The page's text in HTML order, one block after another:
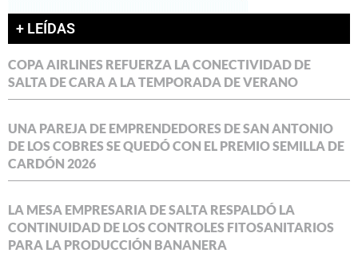
+ LEÍDAS
COPA AIRLINES REFUERZA LA CONECTIVIDAD DE
SALTA DE CARA A LA TEMPORADA DE VERANO
UNA PAREJA DE EMPRENDEDORES DE SAN ANTONIO
DE LOS COBRES SE QUEDÓ CON EL PREMIO SEMILLA DE
CARDÓN 2026
LA MESA EMPRESARIA DE SALTA RESPALDÓ LA
CONTINUIDAD DE LOS CONTROLES FITOSANITARIOS
PARA LA PRODUCCIÓN BANANERA